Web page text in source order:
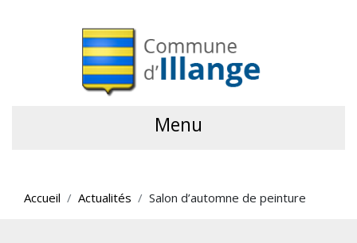
Menu
Accueil Actualités Salon d’automne de peinture